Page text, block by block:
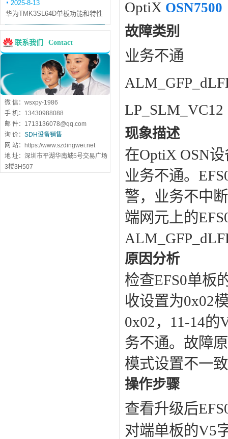
2025-8-13
华为TMK3SL64D单板功能和特性
联系我们 Contact
微 信：wsxpy-1986
手 机：13430988088
邮 件：1713136078@qq.com
询 价： SDH设备销售
网 站：https://www.szdingwei.net
地 址：深圳市平湖华南城5号交易广场
3楼3H507
OptiX OSN7500
故障类别
业务不通
LP_SLM_VC12
现象描述
在OptiX OSN
业务不通。
警，业务不中
端网元上的
原因分析
检查EFS0单板
收设置为0x02
0x02，11-14的
务不通。故障
模式设置不一
操作步骤
查看升级后
对端单板的V5